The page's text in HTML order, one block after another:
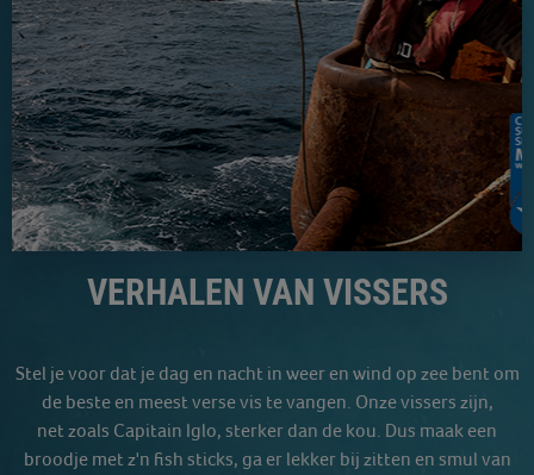
VERHALEN VAN VISSERS
Stel je voor dat je dag en nacht in weer en wind op zee bent om
de beste en meest verse vis te vangen. Onze vissers zijn,
net zoals Capitain Iglo, sterker dan de kou. Dus maak een
broodje met z'n fish sticks, ga er lekker bij zitten en smul van